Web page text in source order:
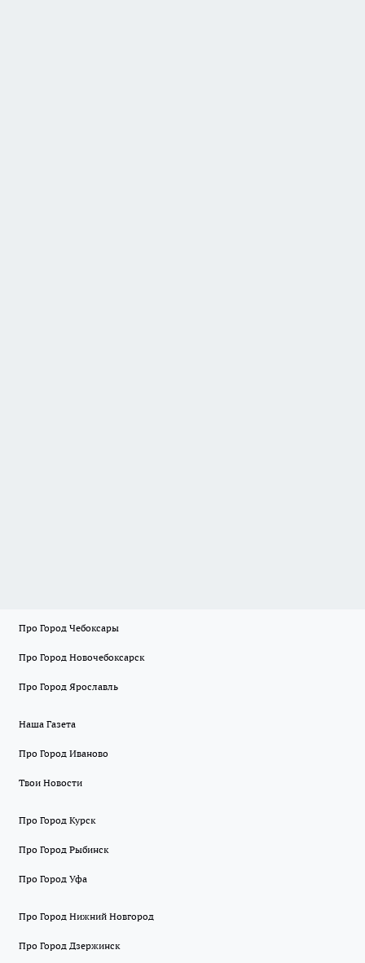
Про Город Чебоксары
Про Город Новочебоксарск
Про Город Ярославль
Наша Газета
Про Город Иваново
Твои Новости
Про Город Курск
Про Город Рыбинск
Про Город Уфа
Про Город Нижний Новгород
Про Город Дзержинск